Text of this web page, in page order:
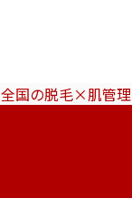
全国の脱毛×肌管